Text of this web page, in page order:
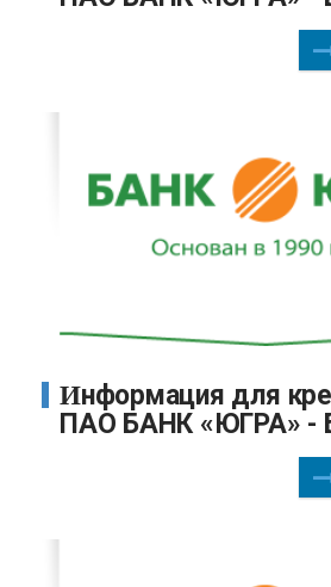
Информация для кредиторов
ПАО БАНК «ЮГРА» -